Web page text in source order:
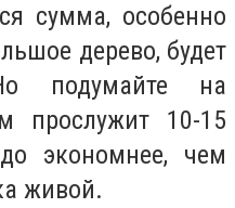
сумма, особенно
дерево, будет
подумайте на
прослужит 10-15
экономнее, чем
живой.